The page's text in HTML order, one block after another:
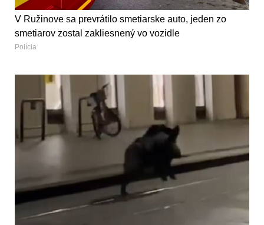
V Ružinove sa prevrátilo smetiarske auto, jeden zo
smetiarov zostal zakliesnený vo vozidle
Polícia